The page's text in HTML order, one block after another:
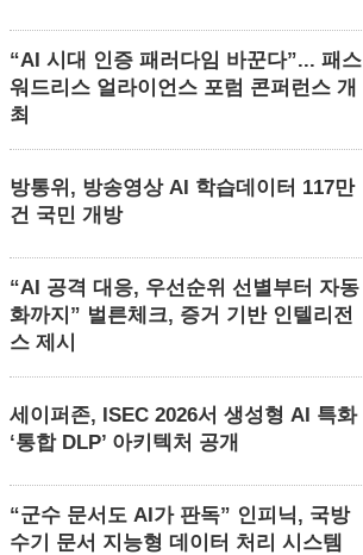
“AI 시대 인증 패러다임 바꾼다”... 패스
워드리스 얼라이언스 포럼 콘퍼런스 개
최
방통위, 방송영상 AI 학습데이터 117만
건 국민 개방
“AI 공격 대응, 우선순위 선별부터 자동
화까지” 벌른체크, 증거 기반 인텔리전
스 제시
세이퍼존, ISEC 2026서 생성형 AI 특화
‘통합 DLP’ 아키텍처 공개
“군수 문서도 AI가 판독” 인피닉, 국방
수기 문서 지능형 데이터 처리 시스템